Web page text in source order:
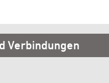
Verbindungen